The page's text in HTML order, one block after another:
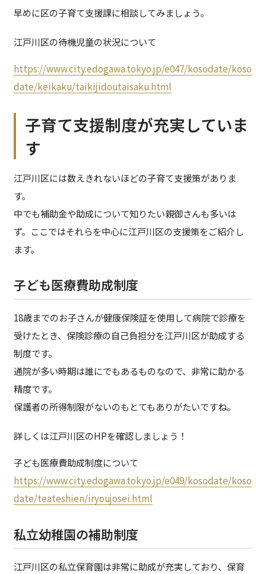
早めに区の子育て支援課に相談してみましょう。
江戸川区の待機児童の状況について
https://www.city.edogawa.tokyo.jp/e047/kosodate/koso
date/keikaku/taikijidoutaisaku.html
子育て支援制度が充実していま
す
江戸川区には数えきれないほどの子育て支援策がありま
す。
中でも補助金や助成について知りたい親御さんも多いは
ず。ここではそれらを中心に江戸川区の支援策をご紹介し
ます。
子ども医療費助成制度
18歳までのお子さんが健康保険証を使用して病院で診療を
受けたとき、保険診療の自己負担分を江戸川区が助成する
制度です。
通院が多い時期は誰にでもあるものなので、非常に助かる
精度です。
保護者の所得制限がないのもとてもありがたいですね。
詳しくは江戸川区のHPを確認しましょう！
子ども医療費助成制度について
https://www.city.edogawa.tokyo.jp/e049/kosodate/koso
date/teateshien/iryoujosei.html
私立幼稚園の補助制度
江戸川区の私立保育園は非常に助成が充実しており、保育